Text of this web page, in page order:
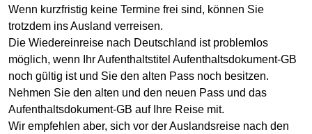
Wenn kurzfristig keine Termine frei sind, können Sie
trotzdem ins Ausland verreisen.
Die Wiedereinreise nach Deutschland ist problemlos
möglich, wenn Ihr Aufenthaltstitel Aufenthaltsdokument-GB
noch gültig ist und Sie den alten Pass noch besitzen.
Nehmen Sie den alten und den neuen Pass und das
Aufenthaltsdokument-GB auf Ihre Reise mit.
Wir empfehlen aber, sich vor der Auslandsreise nach den